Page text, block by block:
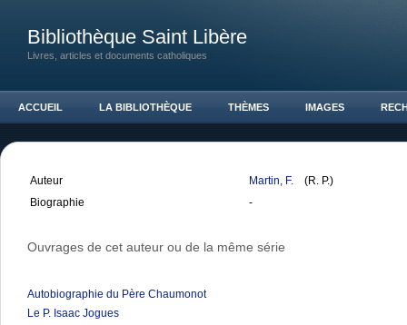
Bibliothèque Saint Libère
Livres, articles et documents catholiques
ACCUEIL LA BIBLIOTHÈQUE THÈMES IMAGES
Auteur Martin, F.
(R. P.)
Biographie
-
Ouvrages de cet auteur ou de la même série
Autobiographie du Père Chaumonot
Le P. Isaac Jogues